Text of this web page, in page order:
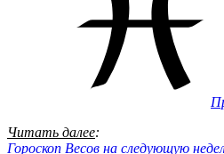
Читать далее:
Гороскоп Весов на следующую